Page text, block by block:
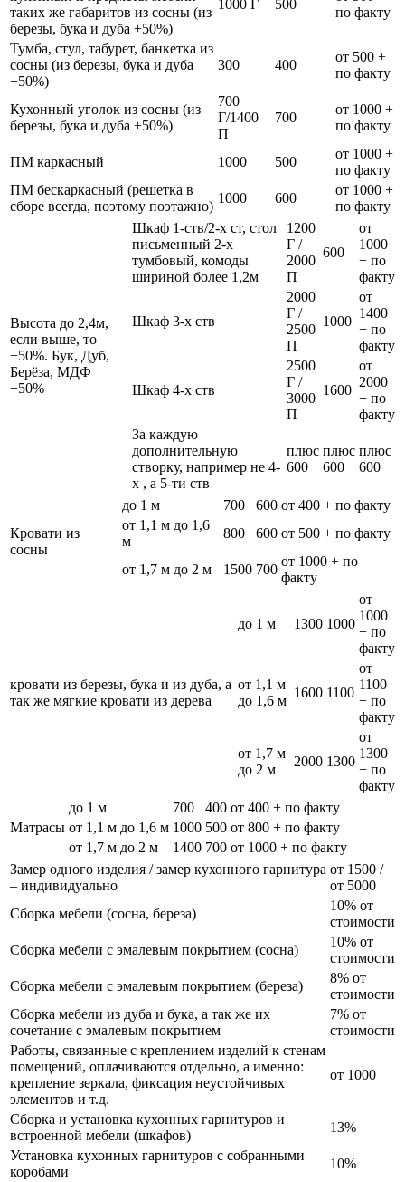
таких же габаритов из сосны (из
березы, бука и дуба +50%)
1000 Г 500
по факту
Тумба, стул, табурет, банкетка из
сосны (из березы, бука и дуба
+50%)
300 400
от 500 +
по факту
Кухонный уголок из сосны (из
березы, бука и дуба +50%)
700
Г/1400
П
700
от 1000 +
по факту
ПМ каркасный 1000 500
от 1000 +
по факту
ПМ бескаркасный (решетка в
сборе всегда, поэтому поэтажно)
1000 600
от 1000 +
по факту
Высота до 2,4м,
если выше, то
+50%. Бук, Дуб,
Берёза, МДФ
+50%
Шкаф 1-ств/2-х ст, стол
письменный 2-х
тумбовый, комоды
шириной более 1,2м
1200
Г /
2000
П
600
от
1000
+ по
факту
Шкаф 3-х ств
2000
Г /
2500
П
1000
от
1400
+ по
факту
Шкаф 4-х ств
2500
Г /
3000
П
1600
от
2000
+ по
факту
За каждую
дополнительную
створку, например не 4-
х , а 5-ти ств
плюс
600
плюс
600
плюс
600
Кровати из
сосны
до 1 м 700 600 от 400 + по факту
от 1,1 м до 1,6
м
800 600 от 500 + по факту
от 1,7 м до 2 м 1500 700
от 1000 + по
факту
кровати из березы, бука и из дуба, а
так же мягкие кровати из дерева
до 1 м 1300 1000
от
1000
+ по
факту
от 1,1 м
до 1,6 м
1600 1100
от
1100
+ по
факту
от 1,7 м
до 2 м
2000 1300
от
1300
+ по
факту
Матрасы
до 1 м 700 400 от 400 + по факту
от 1,1 м до 1,6 м 1000 500 от 800 + по факту
от 1,7 м до 2 м
1400 700 от 1000 + по факту
Замер одного изделия / замер кухонного гарнитура
– индивидуально
от 1500 /
от 5000
Сборка мебели (сосна, береза)
10% от
стоимости
Сборка мебели с эмалевым покрытием (сосна)
10% от
стоимости
Сборка мебели с эмалевым покрытием (береза)
8% от
стоимости
Сборка мебели из дуба и бука, а так же их
сочетание с эмалевым покрытием
7% от
стоимости
Работы, связанные с креплением изделий к стенам
помещений, оплачиваются отдельно, а именно:
крепление зеркала, фиксация неустойчивых
элементов и т.д.
от 1000
Сборка и установка кухонных гарнитуров и
встроенной мебели (шкафов)
13%
Установка кухонных гарнитуров с собранными
коробами
10%